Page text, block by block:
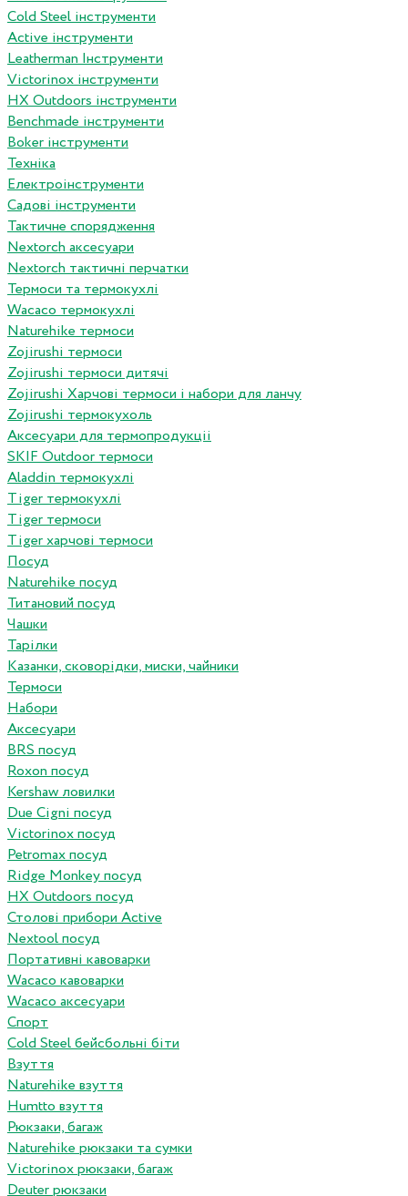
Сold Steel інструменти
Active інструменти
Leatherman Інструменти
Victorinox інструменти
HX Outdoors інструменти
Benchmade інструменти
Boker інструменти
Техніка
Електроінструменти
Садові інструменти
Тактичне спорядження
Nextorch аксесуари
Nextorch тактичні перчатки
Термоси та термокухлі
Wacaco термокухлі
Naturehike термоси
Zojirushi термоси
Zojirushi термоси дитячі
Zojirushi Харчові термоси і набори для ланчу
Zojirushi термокухоль
Аксесуари для термопродукціі
SKIF Outdoor термоси
Aladdin термокухлі
Tiger термокухлі
Tiger термоси
Tiger харчові термоси
Посуд
Naturehike посуд
Титановий посуд
Чашки
Тарілки
Казанки, сковорідки, миски, чайники
Термоси
Набори
Аксесуари
BRS посуд
Roxon посуд
Kershaw ловилки
Due Cigni посуд
Victorinox посуд
Petromax посуд
Ridge Monkey посуд
HX Outdoors посуд
Столові прибори Active
Nextool посуд
Портативні кавоварки
Wacaco кавоварки
Wacaco аксесуари
Спорт
Cold Steel бейсбольні біти
Взуття
Naturehike взуття
Humtto взуття
Рюкзаки, багаж
Naturehike рюкзаки та сумки
Victorinox рюкзаки, багаж
Deuter рюкзаки